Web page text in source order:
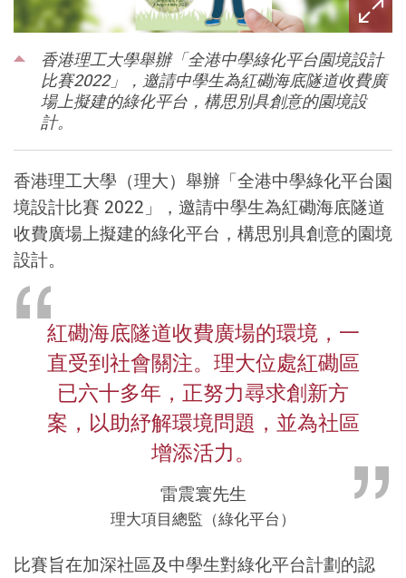
香港理工大學舉辦「全港中學綠化平台園境設計
比賽2022」，邀請中學生為紅磡海底隧道收費廣
場上擬建的綠化平台，構思別具創意的園境設
計。
香港理工大學（理大）舉辦「全港中學綠化平台園
境設計比賽 2022」，邀請中學生為紅磡海底隧道
收費廣場上擬建的綠化平台，構思別具創意的園境
設計。
紅磡海底隧道收費廣場的環境，一
直受到社會關注。理大位處紅磡區
已六十多年，正努力尋求創新方
案，以助紓解環境問題，並為社區
增添活力。
雷震寰先生
理大項目總監（綠化平台）
比賽旨在加深社區及中學生對綠化平台計劃的認